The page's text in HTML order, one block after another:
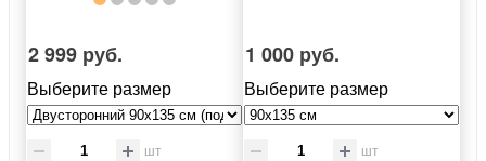
2 999 руб.
Выберите размер
шт
1 000 руб.
Выберите размер
шт